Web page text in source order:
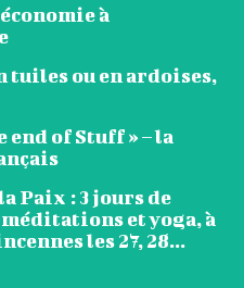
à
tuiles ou en ardoises,
end of Stuff » – la
Paix : 3 jours de
et yoga, à
les 27, 28...